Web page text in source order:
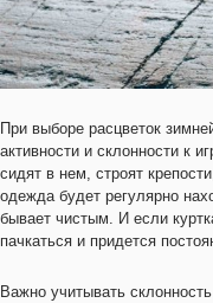
При выборе расцветок
активности и склонности к
сидят в нем, строят
одежда будет регулярно
бывает чистым. И если
пачкаться и придется
Важно учитывать